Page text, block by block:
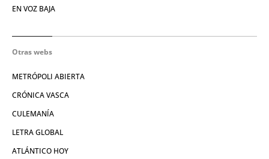
EN VOZ BAJA
Otras webs
METRÓPOLI ABIERTA
CRÓNICA VASCA
CULEMANÍA
LETRA GLOBAL
ATLÁNTICO HOY